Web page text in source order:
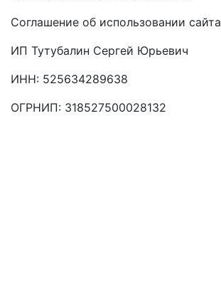
Соглашение об использовании сайта
ИП Тутубалин Сергей Юрьевич
ИНН: 525634289638
ОГРНИП: 318527500028132